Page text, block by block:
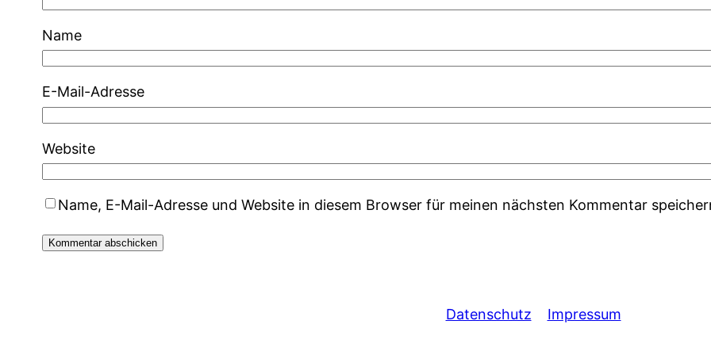
Name
E-Mail-Adresse
Website
Name, E-Mail-Adresse und Website in diesem Browser für meinen nächsten Kommentar
Datenschutz Impressum